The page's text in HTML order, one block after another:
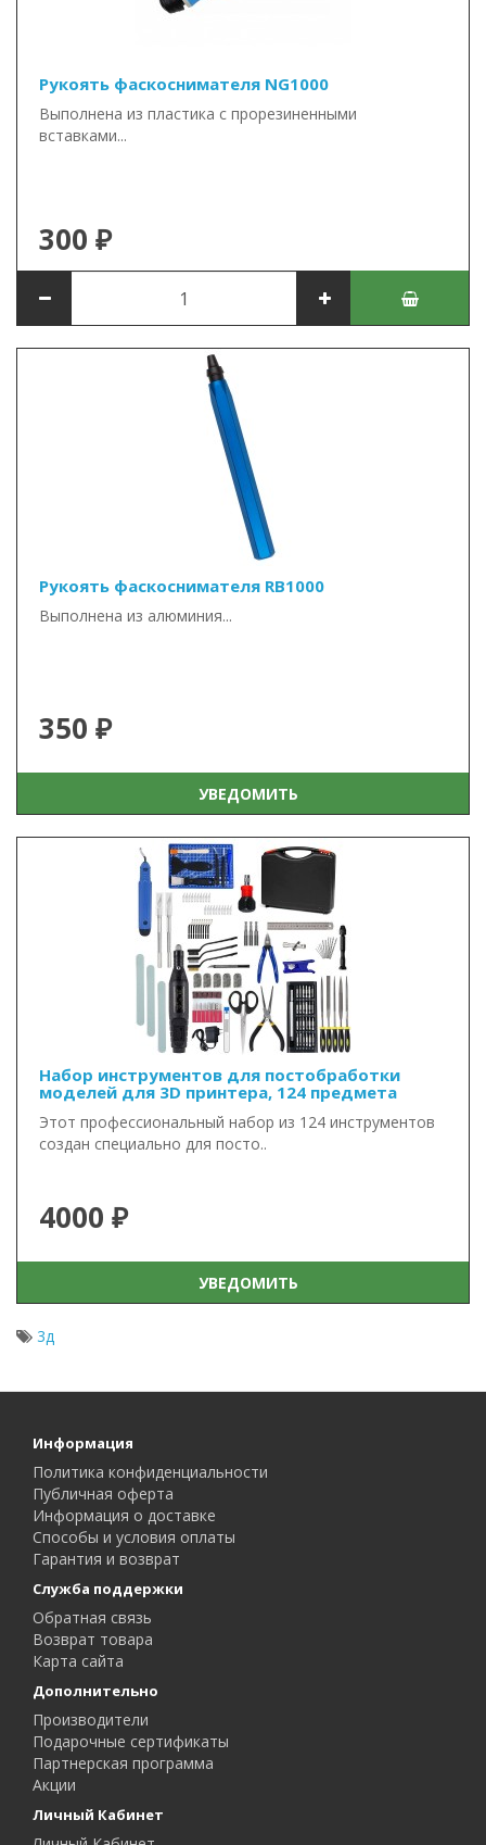
Рукоять фаскоснимателя NG1000
Выполнена из пластика с прорезиненными
вставками...
300 ₽
Рукоять фаскоснимателя RB1000
Выполнена из алюминия...
350 ₽
УВЕДОМИТЬ
Набор инструментов для постобработки
моделей для 3D принтера, 124 предмета
Этот профессиональный набор из 124 инструментов
создан специально для посто..
4000 ₽
УВЕДОМИТЬ
3д
Информация
Политика конфиденциальности
Публичная оферта
Информация о доставке
Способы и условия оплаты
Гарантия и возврат
Служба поддержки
Обратная связь
Возврат товара
Карта сайта
Дополнительно
Производители
Подарочные сертификаты
Партнерская программа
Акции
Личный Кабинет